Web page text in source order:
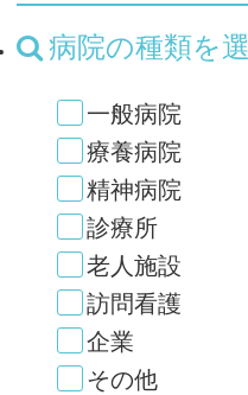
病院の種類を
一般病院
療養病院
精神病院
診療所
老人施設
訪問看護
企業
その他